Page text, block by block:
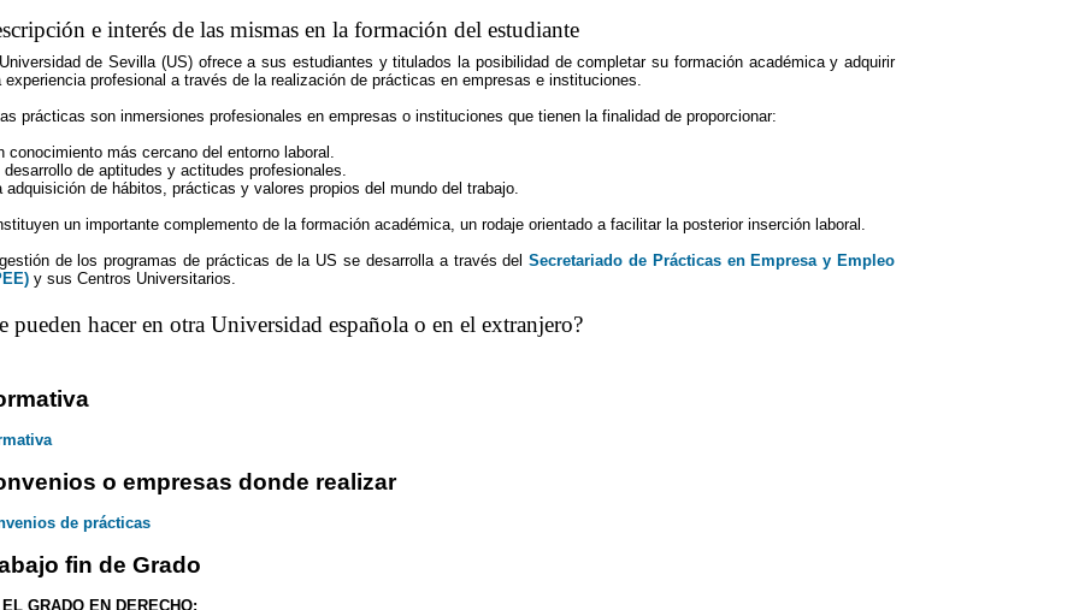
e interés de las mismas en la formación del estudiante
de Sevilla (US) ofrece a sus estudiantes y titulados la posibilidad de completar su formación académica y adquirir
experiencia profesional a través de la realización de prácticas en empresas e instituciones.
prácticas son inmersiones profesionales en empresas o instituciones que tienen la finalidad de proporcionar:
conocimiento más cercano del entorno laboral.
desarrollo de aptitudes y actitudes profesionales.
adquisición de hábitos, prácticas y valores propios del mundo del trabajo.
un importante complemento de la formación académica, un rodaje orientado a facilitar la posterior inserción laboral.
de los programas de prácticas de la US se desarrolla a través delSecretariado de Prácticas en Empresa y Empleo
y sus Centros Universitarios.
pueden hacer en otra Universidad española o en el extranjero?
o empresas donde realizar
de prácticas
fin de Grado
EL GRADO EN DERECHO: